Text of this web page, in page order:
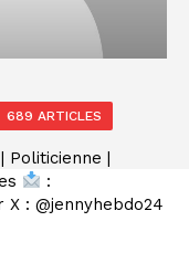
689 ARTICLES
Politicienne |
:
X : @jennyhebdo24